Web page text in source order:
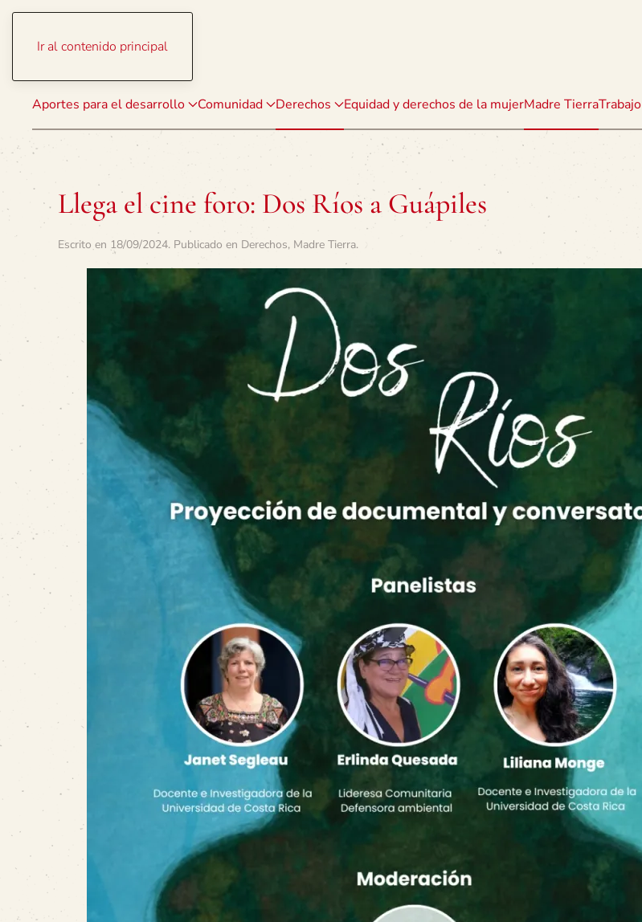
Ir al contenido principal
Aportes para el desarrollo Comunidad Derechos Equidad y derechos de la mujerMadre TierraTrabajo
Llega el cine foro: Dos Ríos a Guápiles
Escrito en 18/09/2024. Publicado en Derechos, Madre Tierra.